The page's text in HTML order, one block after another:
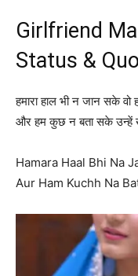
Girlfriend
Status &
हमारा हाल भी न जान सके
और हम कुछ न बता सके
Hamara Haal Bhi Na
Aur Ham Kuchh Na